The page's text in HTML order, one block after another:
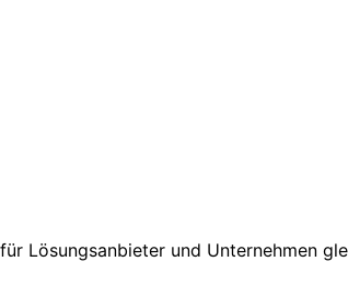
Lösungsanbieter und Unternehmen